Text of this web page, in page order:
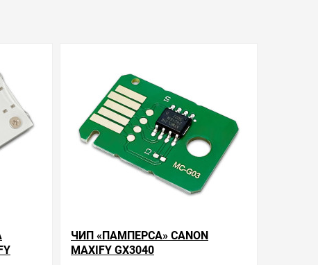
ЧИП «ПАМПЕРСА» CANON
MAXIFY GX3040